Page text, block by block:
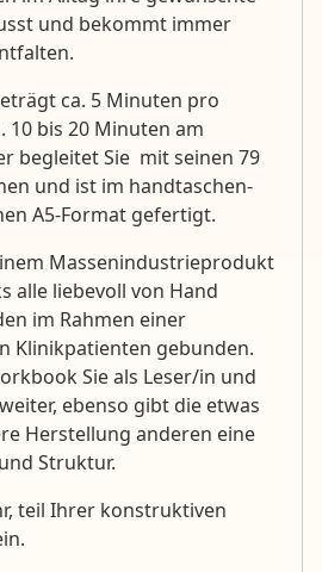
und bekommt immer
ca. 5 Minuten pro
10 bis 20 Minuten am
begleitet Sie mit seinen 79
und ist im handtaschen-
A5-Format gefertigt.
Massenindustrieprodukt
alle liebevoll von Hand
im Rahmen einer
Klinikpatienten gebunden.
Sie als Leser/in und
ebenso gibt die etwas
Herstellung anderen eine
Struktur.
teil Ihrer konstruktiven